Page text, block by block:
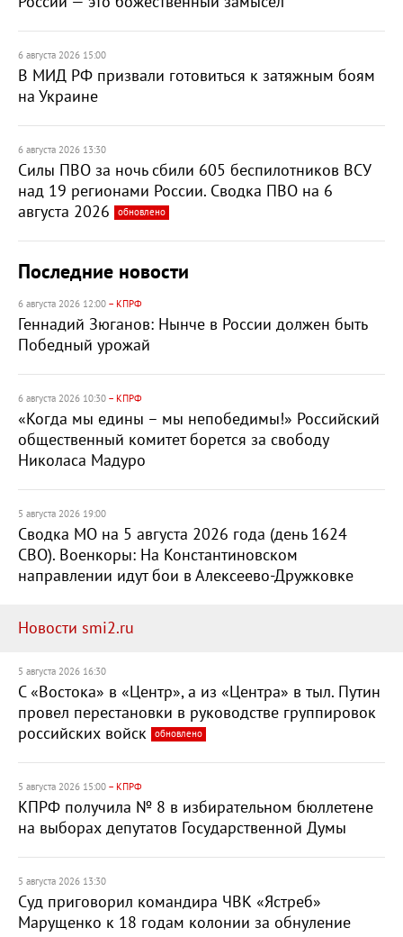
6 августа 2026 15:00
В МИД РФ призвали готовиться к затяжным боям
на Украине
6 августа 2026 13:30
Силы ПВО за ночь сбили 605 беспилотников ВСУ
над 19 регионами России. Сводка ПВО на 6
августа 2026
обновлено
Последние новости
6 августа 2026 12:00 – КПРФ
Геннадий Зюганов: Нынче в России должен быть
Победный урожай
6 августа 2026 10:30 – КПРФ
«Когда мы едины – мы непобедимы!» Российский
общественный комитет борется за свободу
Николаса Мадуро
5 августа 2026 19:00
Сводка МО на 5 августа 2026 года (день 1624
СВО). Военкоры: На Константиновском
направлении идут бои в Алексеево-Дружковке
Новости smi2.ru
5 августа 2026 16:30
С «Востока» в «Центр», а из «Центра» в тыл. Путин
провел перестановки в руководстве группировок
российских войск
обновлено
5 августа 2026 15:00 – КПРФ
КПРФ получила № 8 в избирательном бюллетене
на выборах депутатов Государственной Думы
5 августа 2026 13:30
Суд приговорил командира ЧВК «Ястреб»
Марущенко к 18 годам колонии за обнуление